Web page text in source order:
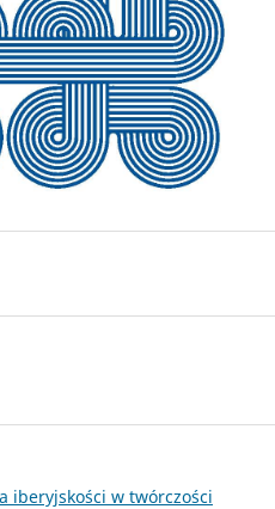
iberyjskości w twórczości